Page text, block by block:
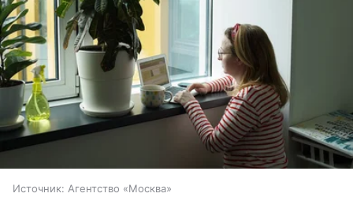
Источник: Агентство «Москва»